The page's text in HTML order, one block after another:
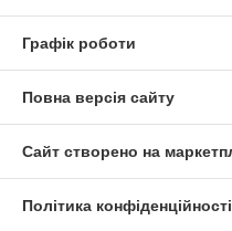
Графік роботи
Повна версія сайту
Сайт створено на
Політика конфіденційності